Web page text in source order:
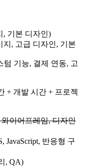
, 기본 디자인)
지, 고급 디자인, 기본
텀 기능, 결제 연동, 고
+ 개발 시간 + 프로젝
이어프레임, 디자인
JavaScript, 반응형 구
, QA)